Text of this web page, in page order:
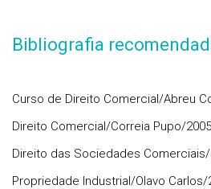
Bibliografia
Curso de Direito Comercial/Abreu
Direito Comercial/Correia Pupo/2005
Direito das Sociedades Comerciais/
Propriedade Industrial/Olavo Carlos/